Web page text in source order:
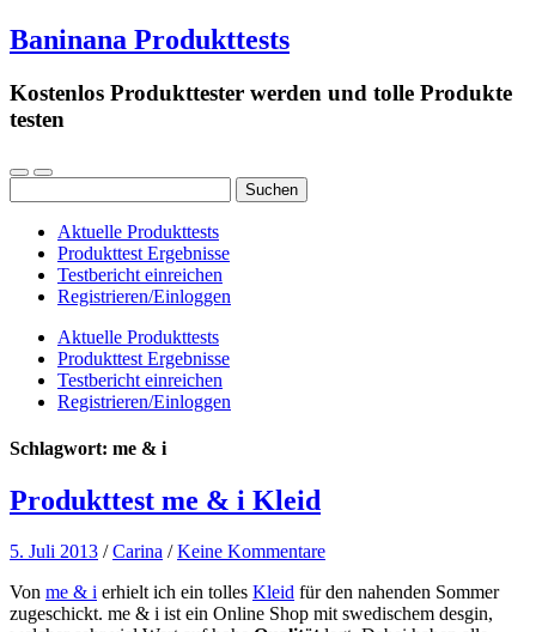
Baninana Produkttests
Kostenlos Produkttester werden und tolle Produkte
testen
nach:
Aktuelle Produkttests
Produkttest Ergebnisse
Testbericht einreichen
Registrieren/Einloggen
Aktuelle Produkttests
Produkttest Ergebnisse
Testbericht einreichen
Registrieren/Einloggen
Schlagwort: me & i
Produkttest me & i Kleid
5. Juli 2013 /Carina /Keine Kommentare
Von me & i erhielt ich ein tolles Kleid für den nahenden Sommer
zugeschickt. me & i ist ein Online Shop mit swedischem desgin,